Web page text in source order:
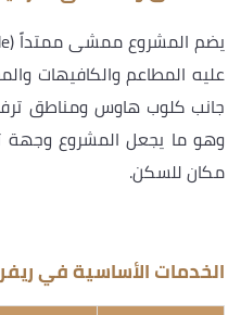
عليه المطاعم والكافيهات
جانب كلوب هاوس ومناطق
وهو ما يجعل المشروع وجهة
مكان للسكن.
الخدمات الأساسية في